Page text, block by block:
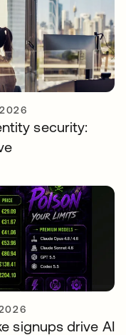
security:
signups drive AI